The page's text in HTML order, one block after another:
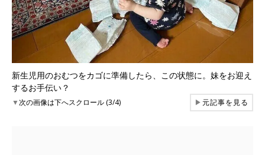
新生児用のおむつをカゴに準備したら、この状態に。妹をお迎え
するお手伝い？
▼次の画像は下へスクロール (3/4) ▶元記事を見る